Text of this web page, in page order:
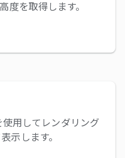
度を取得します。
用してレンダリング
示します。